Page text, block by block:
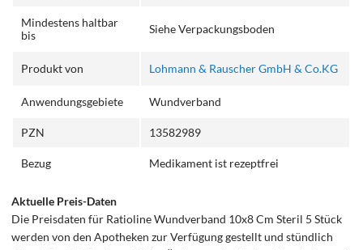
Mindestens haltbar
bis
Siehe Verpackungsboden
Produkt von Lohmann & Rauscher GmbH & Co.KG
Anwendungsgebiete Wundverband
PZN 13582989
Bezug Medikament ist rezeptfrei
Aktuelle Preis-Daten
Die Preisdaten für Ratioline Wundverband 10x8 Cm Steril 5 Stück
werden von den Apotheken zur Verfügung gestellt und stündlich